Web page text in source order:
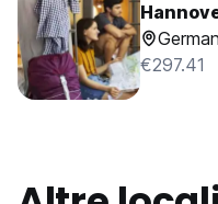
€297.41